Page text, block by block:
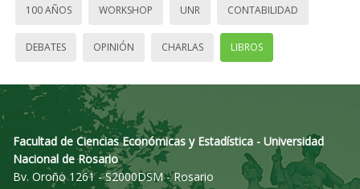
100 AÑOS WORKSHOP UNR CONTABILIDAD
DEBATES OPINIÓN CHARLAS LIBROS
Facultad de Ciencias Económicas y Estadística - Universidad
Nacional de Rosario
Bv. Oroño 1261 - S2000DSM - Rosario